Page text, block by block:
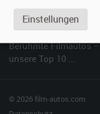
SPECIAL
Berühmte Filmautos –
unsere Top 10 ...
© 2026 film-autos.com
Einstellungen